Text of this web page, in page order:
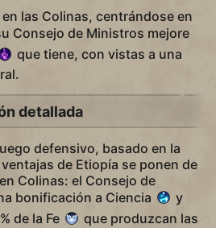
las Colinas, centrándose en
Consejo de Ministros mejore
que tiene, con vistas a una
detallada
defensivo, basado en la
de Etiopía se ponen de
Colinas: el Consejo de
bonificación a Ciencia
y
de la Fe
que produzcan las